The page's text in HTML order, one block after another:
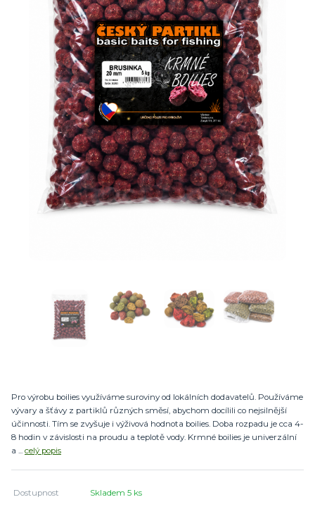
Pro výrobu boilies využíváme suroviny od lokálních dodavatelů. Používáme
vývary a šťávy z partiklů různých směsí, abychom docílili co nejsilnější
účinnosti. Tím se zvyšuje i výživová hodnota boilies. Doba rozpadu je cca 4-
8 hodin v závislosti na proudu a teplotě vody. Krmné boilies je univerzální
a ... celý popis
Dostupnost Skladem 5 ks